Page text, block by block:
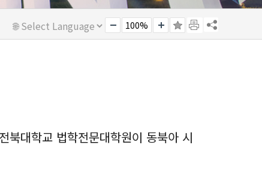
100%
북대학교 법학전문대학원이 동북아 시